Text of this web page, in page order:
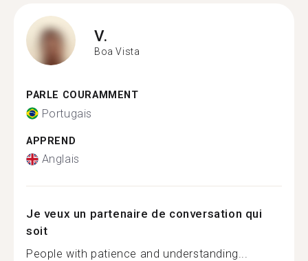
V.
Boa Vista
PARLE COURAMMENT
Portugais
APPREND
Anglais
Je veux un partenaire de conversation qui
soit
People with patience and understanding...